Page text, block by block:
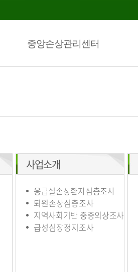
중앙손상관리센터
사업소개
응급실손상환자심층조사
퇴원손상심층조사
지역사회기반 중증외상조사
급성심장정지조사